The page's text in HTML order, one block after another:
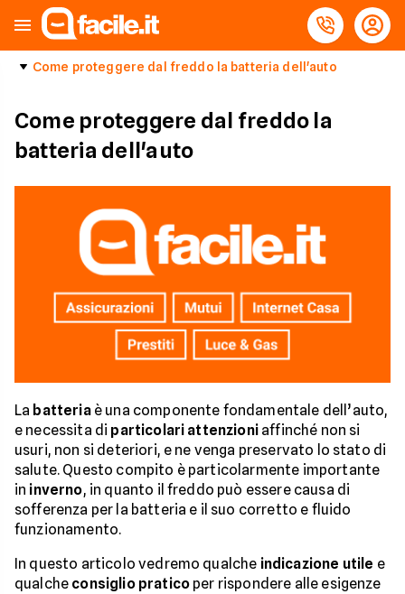
Come proteggere dal freddo la batteria dell'auto
Come proteggere dal freddo la
batteria dell'auto
La batteriaè una componente fondamentale dell’auto,
e necessita di particolari attenzioniaffinché non si
usuri, non si deteriori, e ne venga preservato lo stato di
salute. Questo compito è particolarmente importante
in inverno, in quanto il freddo può essere causa di
sofferenza per la batteria e il suo corretto e fluido
funzionamento.
In questo articolo vedremo qualche indicazione utile e
qualche consiglio pratico per rispondere alle esigenze